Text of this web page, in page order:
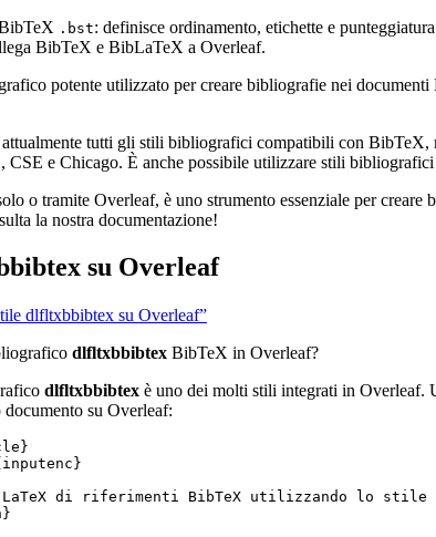
.bst: definisce ordinamento, etichette e
BibTeX e BibLaTeX a Overleaf.
potente utilizzato per creare bibliografie nei
attualmente tutti gli stili bibliografici compatibili con
e Chicago. È anche possibile utilizzare stili
o tramite Overleaf, è uno strumento essenziale per
la nostra documentazione!
su Overleaf
dlfltxbbibtex su Overleaf”
dlfltxbbibtex BibTeX in Overleaf?
dlfltxbbibtex è uno dei molti stili integrati in Overleaf.
documento su Overleaf:
}
inputenc }
LaTeX di riferimenti BibTeX utilizzando lo